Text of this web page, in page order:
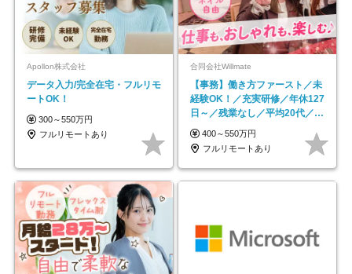
Apollon株式会社
データ入力/完全在宅・フルリモ
ートOK！
300～550万円
フルリモートあり
合同会社Willmate
【事務】働き方ファースト／未
経験OK！／充実研修／年休127
日～／残業なし／平均20代／リ
モートOK
400～550万円
フルリモートあり